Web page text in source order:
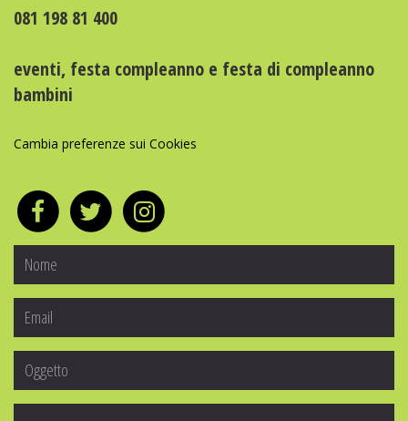
081 198 81 400
eventi, festa compleanno e festa di compleanno
bambini
Cambia preferenze sui Cookies